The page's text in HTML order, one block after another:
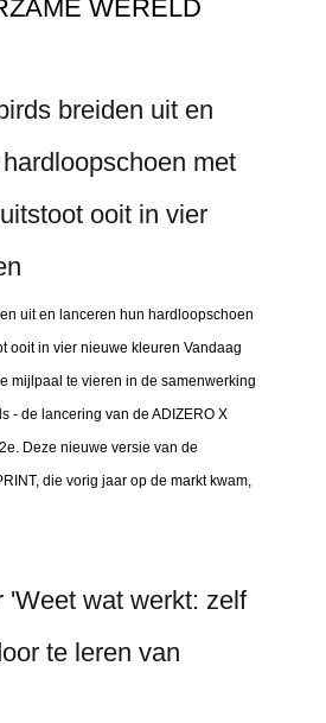
WERELD
breiden uit en
met
ooit in vier
uit en lanceren hun hardloopschoen
ooit in vier nieuwe kleuren Vandaag
mijlpaal te vieren in de samenwerking
- de lancering van de ADIZERO X
Deze nieuwe versie van de
die vorig jaar op de markt kwam,
'Weet wat werkt: zelf
te leren van